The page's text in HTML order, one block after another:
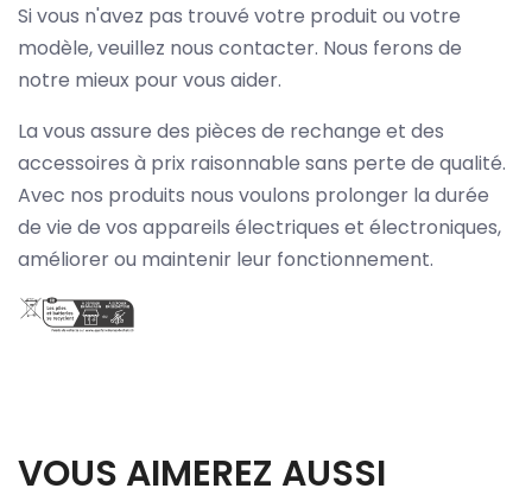
Si vous n'avez pas trouvé votre produit ou votre
modèle, veuillez nous contacter. Nous ferons de
notre mieux pour vous aider.
La vous assure des pièces de rechange et des
accessoires à prix raisonnable sans perte de qualité.
Avec nos produits nous voulons prolonger la durée
de vie de vos appareils électriques et électroniques,
améliorer ou maintenir leur fonctionnement.
VOUS AIMEREZ AUSSI